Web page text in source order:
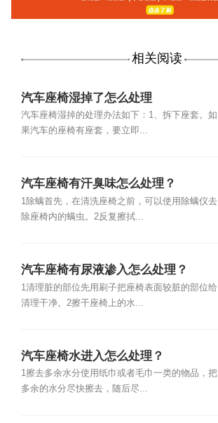
相关阅读
汽车座椅湿掉了怎么处理
汽车座椅湿掉的处理办法如下：1、拆下座套。如
果汽车的座椅有座套，要立即...
汽车座椅有汗臭味怎么处理？
1除螨首先，在清洗座椅之前，可以使用除螨仪去
除座椅内的螨虫。2反复擦拭...
汽车座椅有尿液渗入怎么处理？
1清理脏的部位先用刷子把座椅表面较脏的部位给
清理干净。2擦干座椅上的水...
汽车座椅水进入怎么处理？
1擦去多余水分使用纸巾或者毛巾一类的物品，把
多余的水分尽快擦去，随后尽...